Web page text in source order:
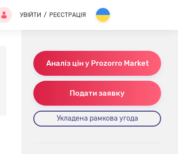
УВІЙТИ / РЕЄСТРАЦІЯ
Аналіз цін у Prozorro Market
Подати заявку
Укладена рамкова угода